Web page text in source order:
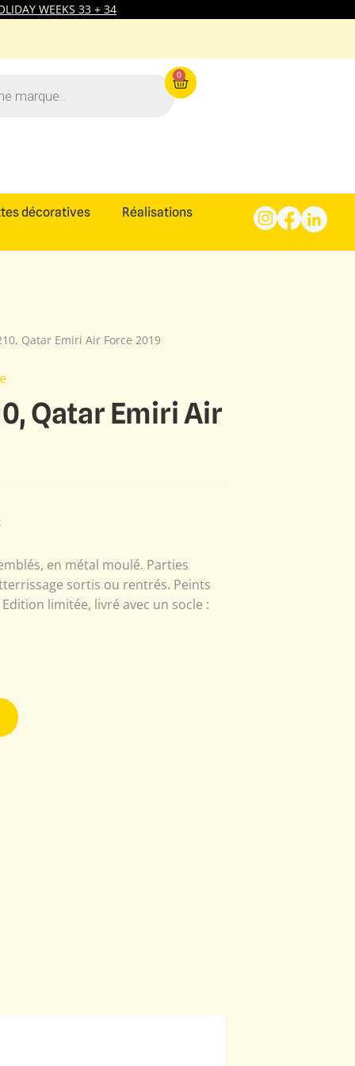
WEEKS 33 + 34
0
décoratives Réalisations
Qatar Emiri Air Force 2019
Qatar Emiri Air
en métal moulé. Parties
sortis ou rentrés. Peints
limitée, livré avec un socle :